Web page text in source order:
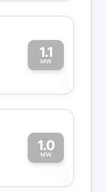
1.1
MW1
1.0
MW1